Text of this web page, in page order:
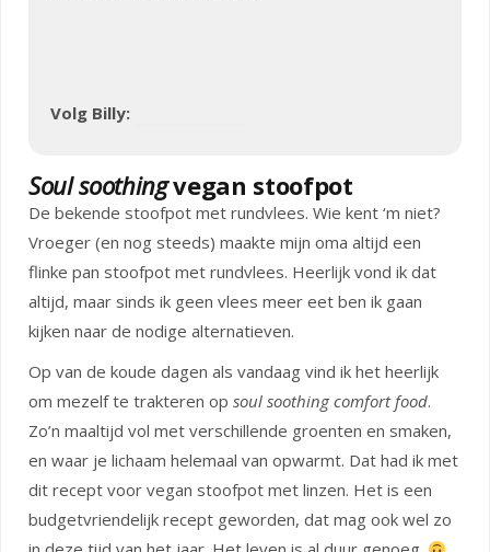
Volg Billy:
Soul soothingvegan stoofpot
De bekende stoofpot met rundvlees. Wie kent ‘m niet?
Vroeger (en nog steeds) maakte mijn oma altijd een
flinke pan stoofpot met rundvlees. Heerlijk vond ik dat
altijd, maar sinds ik geen vlees meer eet ben ik gaan
kijken naar de nodige alternatieven.
Op van de koude dagen als vandaag vind ik het heerlijk
om mezelf te trakteren op soul soothing comfort food.
Zo’n maaltijd vol met verschillende groenten en smaken,
en waar je lichaam helemaal van opwarmt. Dat had ik met
dit recept voor vegan stoofpot met linzen. Het is een
budgetvriendelijk recept geworden, dat mag ook wel zo